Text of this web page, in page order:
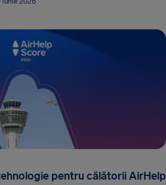
pentru călătorii AirHelp